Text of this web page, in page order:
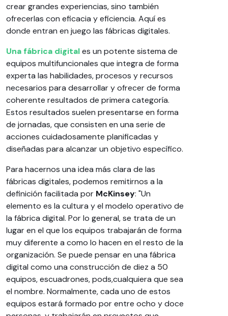
crear grandes experiencias, sino también
ofrecerlas con eficacia y eficiencia. Aquí es
donde entran en juego las fábricas digitales.
Una fábrica digitales un potente sistema de
equipos multifuncionales que integra de forma
experta las habilidades, procesos y recursos
necesarios para desarrollar y ofrecer de forma
coherente resultados de primera categoría.
Estos resultados suelen presentarse en forma
de jornadas, que consisten en una serie de
acciones cuidadosamente planificadas y
diseñadas para alcanzar un objetivo específico.
Para hacernos una idea más clara de las
fábricas digitales, podemos remitirnos a la
definición facilitada por McKinsey: "Un
elemento es la cultura y el modelo operativo de
la fábrica digital. Por lo general, se trata de un
lugar en el que los equipos trabajarán de forma
muy diferente a como lo hacen en el resto de la
organización. Se puede pensar en una fábrica
digital como una construcción de diez a 50
equipos, escuadrones, pods,cualquiera que sea
el nombre. Normalmente, cada uno de estos
equipos estará formado por entre ocho y doce